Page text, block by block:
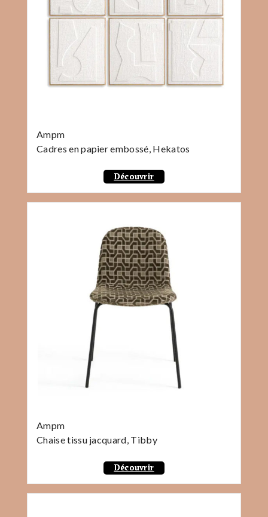
Ampm
Cadres en papier embossé, Hekatos
Découvrir
Ampm
Chaise tissu jacquard, Tibby
Découvrir